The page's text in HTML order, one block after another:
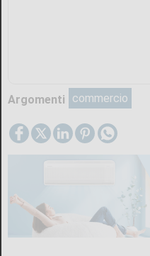
Argomenti commercio